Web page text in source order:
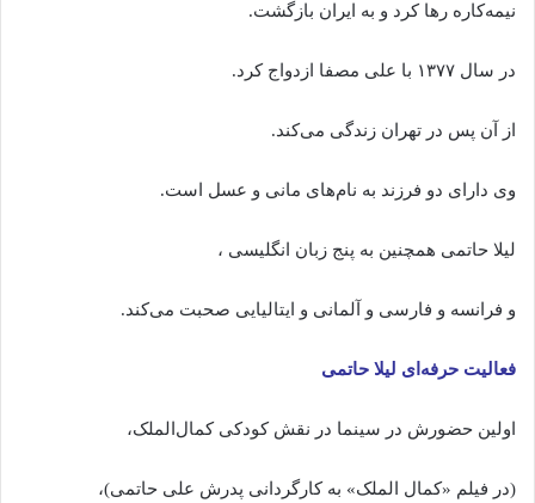
نیمه‌کاره رها کرد و به ایران بازگشت.
در سال ۱۳۷۷ با علی مصفا ازدواج کرد.
از آن پس در تهران زندگی می‌کند.
وی دارای دو فرزند به نام‌های مانی و عسل است.
لیلا حاتمی همچنین به پنج زبان انگلیسی ،
و فرانسه و فارسی و آلمانی و ایتالیایی صحبت می‌کند.
فعالیت حرفه‌ای لیلا حاتمی
اولین حضورش در سینما در نقش کودکی کمال‌الملک،
(در فیلم «کمال الملک» به کارگردانی پدرش علی حاتمی)،